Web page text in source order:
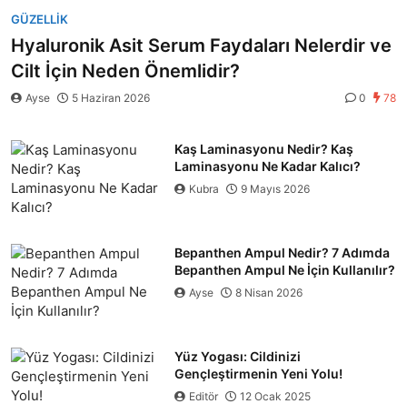
GÜZELLIK
Hyaluronik Asit Serum Faydaları Nelerdir ve
Cilt İçin Neden Önemlidir?
Ayse 5 Haziran 2026 0 78
Kaş Laminasyonu Nedir? Kaş
Laminasyonu Ne Kadar Kalıcı?
Kubra 9 Mayıs 2026
Bepanthen Ampul Nedir? 7 Adımda
Bepanthen Ampul Ne İçin Kullanılır?
Ayse 8 Nisan 2026
Yüz Yogası: Cildinizi
Gençleştirmenin Yeni Yolu!
Editör 12 Ocak 2025